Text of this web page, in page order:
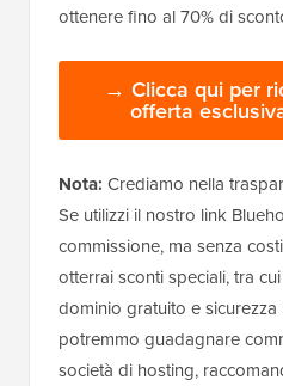
ottenere fino al 70% di
→ Clicca qui per
offerta
Nota: Crediamo nella
Se utilizzi il nostro link
commissione, ma senza
otterrai sconti speciali, tra
dominio gratuito e
potremmo guadagnare
società di hosting,